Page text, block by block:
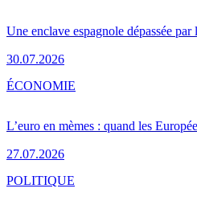
Une enclave espagnole dépassée
30.07.2026
L’euro en mèmes : quand les
27.07.2026
ÉCONOMIE
POLITIQUE